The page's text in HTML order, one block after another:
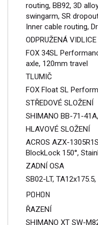
routing, BB92, 3D
swingarm, SR
Inner cable routing,
ODPRUŽENÁ VIDLICE
FOX 34SL
axle, 120mm travel
TLUMIČ
FOX Float SL
STŘEDOVÉ SLOŽENÍ
SHIMANO BB-71-
HLAVOVÉ SLOŽENÍ
ACROS AZX-
BlockLock 150°,
ZADNÍ OSA
SB02-LT,
POHON
ŘAZENÍ
SHIMANO XT SW-